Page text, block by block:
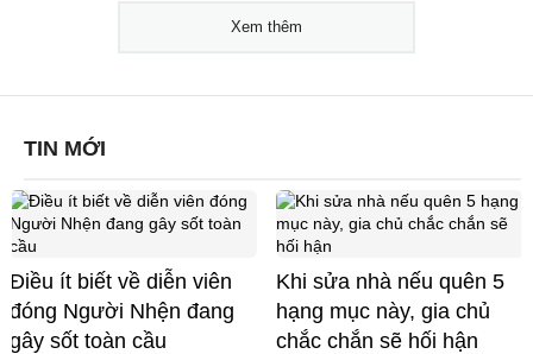
Xem thêm
TIN MỚI
Điều ít biết về diễn viên
đóng Người Nhện đang
gây sốt toàn cầu
Khi sửa nhà nếu quên 5
hạng mục này, gia chủ
chắc chắn sẽ hối hận